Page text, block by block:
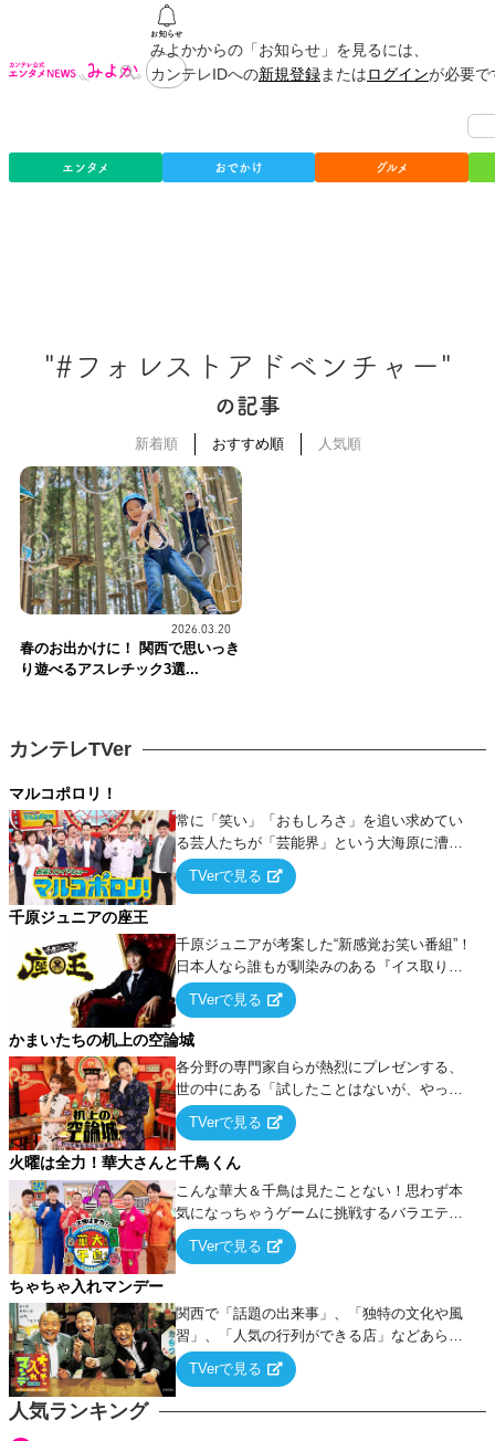
みよかからの「お知らせ」を見るには、
カンテレIDへの新規登録またはログインが必要
エンタメ おでかけ グルメ
"#フォレストアドベンチャー"
の記事
新着順 おすすめ順 人気順
2026.03.20
春のお出かけに！ 関西で思いっき
り遊べるアスレチック3選...
人気ランキング
カンテレTVer
マルコポロリ！
常に「笑い」「おもしろさ」を追い求めてい
る芸人たちが「芸能界」という大海原に漕ぎ
出でて、新たなオモシロ人間を発掘する！
TVerで見る
千原ジュニアの座王
千原ジュニアが考案した“新感覚お笑い番組”！
日本人なら誰もが馴染みのある『イス取りゲ
ーム』をベースに、大喜利・ギャグ・モノボ
ケ・歌…など様々なお題で芸人がショートネ
タを競い合う！
TVerで見る
かまいたちの机上の空論城
各分野の専門家自らが熱烈にプレゼンする、
世の中にある「試したことはないが、やって
みたらこうなる！…ハズ」という“机上の空
論”に若手芸人らがカラダを張って挑む！
TVerで見る
火曜は全力！華大さんと千鳥くん
こんな華大＆千鳥は見たことない！思わず本
気になっちゃうゲームに挑戦するバラエティ
ー！
TVerで見る
ちゃちゃ入れマンデー
関西で「話題の出来事」、「独特の文化や風
習」、「人気の行列ができる店」などあらゆ
るテーマについて好き放題にちゃちゃを入れ
ていく関西色を前面に押し出したトークバラ
TVerで見る